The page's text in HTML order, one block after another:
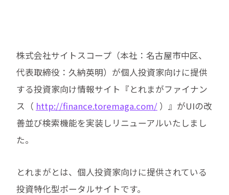
株式会社サイトスコープ（本社：名古屋市中区、
代表取締役：久納英明）が個人投資家向けに提供
する投資家向け情報サイト『とれまがファイナン
ス（ http://finance.toremaga.com/）』がUIの改
善並び検索機能を実装しリニューアルいたしまし
た。
とれまがとは、個人投資家向けに提供されている
投資特化型ポータルサイトです。